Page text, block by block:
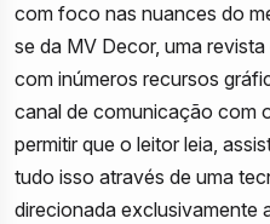
com foco nas nuances do
se da MV Decor, uma
com inúmeros recursos
canal de comunicação com
permitir que o leitor leia,
tudo isso através de uma
direcionada exclusivamente